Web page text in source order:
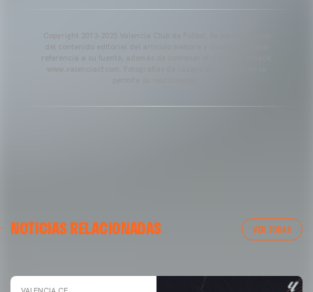
Copyright 2013-2025 Valencia Club de Fútbol. Se permite el uso
del contenido editorial del artículo siempre y cuando se haga
referencia a su fuente, además de contener el siguiente enlace:
www.valenciacf.com. Fotografías de Lázaro de la Peña, no se
NOTICIAS RELACIONADAS VER TODAS
ENTRENAMIENTO DEL VALENCIA CF 04/03/26